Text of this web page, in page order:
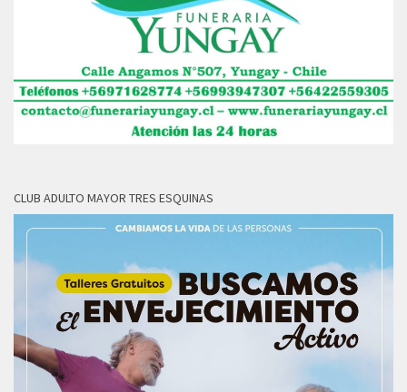
CLUB ADULTO MAYOR TRES ESQUINAS